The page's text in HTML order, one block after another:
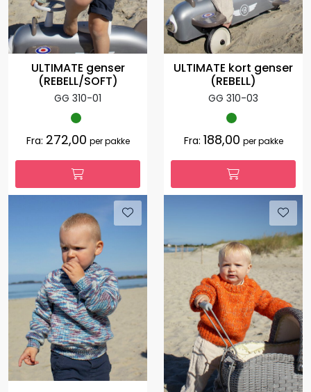
ULTIMATE genser
(REBELL/SOFT)
GG 310-01
Fra: 272,00 per pakke
ULTIMATE kort genser
(REBELL)
GG 310-03
Fra: 188,00 per pakke